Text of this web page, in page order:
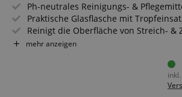
Ph-neutrales Reinigungs- &
Praktische Glasflasche mit
Reinigt die Oberfläche von Streich- &
Entfernt auch hartnäckige
Umweltverträgliches, wachsfreies
mehr anzeigen